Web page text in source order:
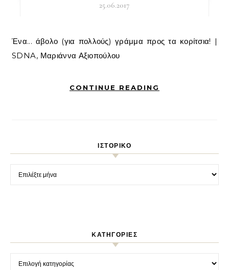
25.06.2017
Ένα... άβολο (για πολλούς) γράμμα προς τα κορίτσια! |
SDNA, Μαριάννα Αξιοπούλου
CONTINUE READING
ΙΣΤΟΡΙΚΌ
Ιστορικό
KΑΤΗΓΟΡΊΕΣ
Kατηγορίες